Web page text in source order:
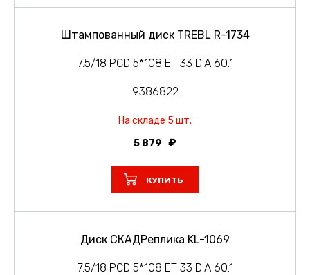
Штампованный диск TREBL R-1734
7.5/18 PCD 5*108 ET 33 DIA 60.1
9386822
На складе 5 шт.
5 879
КУПИТЬ
Диск СКАДРеплика KL-1069
7.5/18 PCD 5*108 ET 33 DIA 60.1